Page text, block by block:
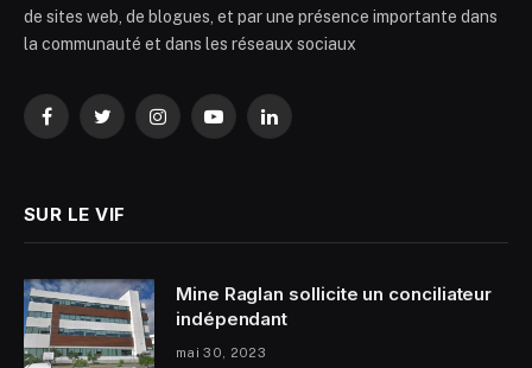
de sites web, de blogues, et par une présence importante dans
la communauté et dans les réseaux sociaux
FacebookTwitterInstagramYouTubeLinkedIn
SUR LE VIF
Mine Raglan sollicite un conciliateur
indépendant
mai 30, 2023